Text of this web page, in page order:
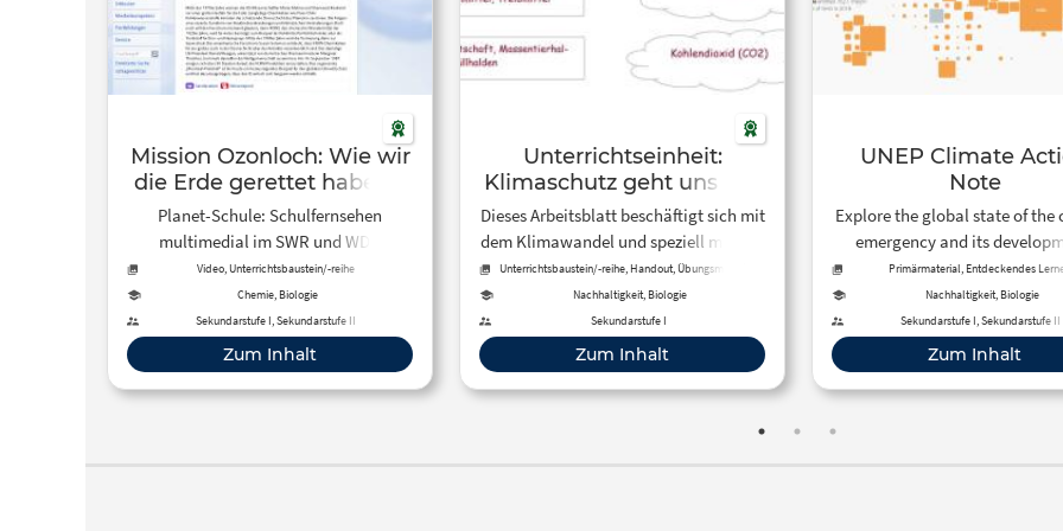
Mission Ozonloch: Wie wir
die Erde gerettet haben –
Filme online – Planet
Schule – Schulfernsehen
multimedial des SWR und
des WDR
Planet-Schule: Schulfernsehen
multimedial im SWR und WDR
Fernsehen verdeutlicht die Ozon-
Problematik in all ihren Facetten.
Video, Unterrichtsbaustein/-reihe
Chemie, Biologie
Sekundarstufe I, Sekundarstufe II
Zum Inhalt
Unterrichtseinheit:
Klimaschutz geht uns alle
an!
Dieses Arbeitsblatt beschäftigt sich mit
dem Klimawandel und speziell mit den
Fragen wie der Klimawandel
funktioniert und was wir Menschen tun
können, um ihn aufzuhalten.
Unterrichtsbaustein/-reihe, Handout, Übungsmaterial,
Nachhaltigkeit, Biologie
Sekundarstufe I
Zum Inhalt
UNEP Climate
Note
Explore the global state of the
emergency and its
impacts across the world,
action by country and
Primärmaterial, Entdeckendes
Textbausteine, Daten
Nachhaltigkeit, Biologie
Sekundarstufe I, Sekundarstufe II
Zum Inhalt